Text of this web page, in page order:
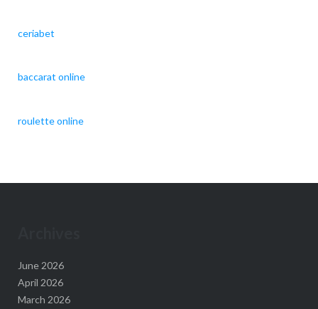
ceriabet
baccarat online
roulette online
June 2026
April 2026
March 2026